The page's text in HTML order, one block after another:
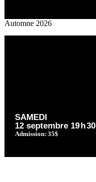
Automne 2026
SAMEDI
12 septembre 19h30
Admission: 35$